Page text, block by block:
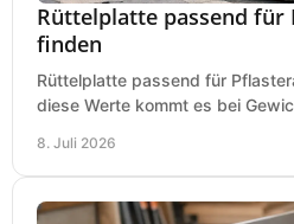
Rüttelplatte passend für
finden
Rüttelplatte passend für
diese Werte kommt es bei
8. Juli 2026